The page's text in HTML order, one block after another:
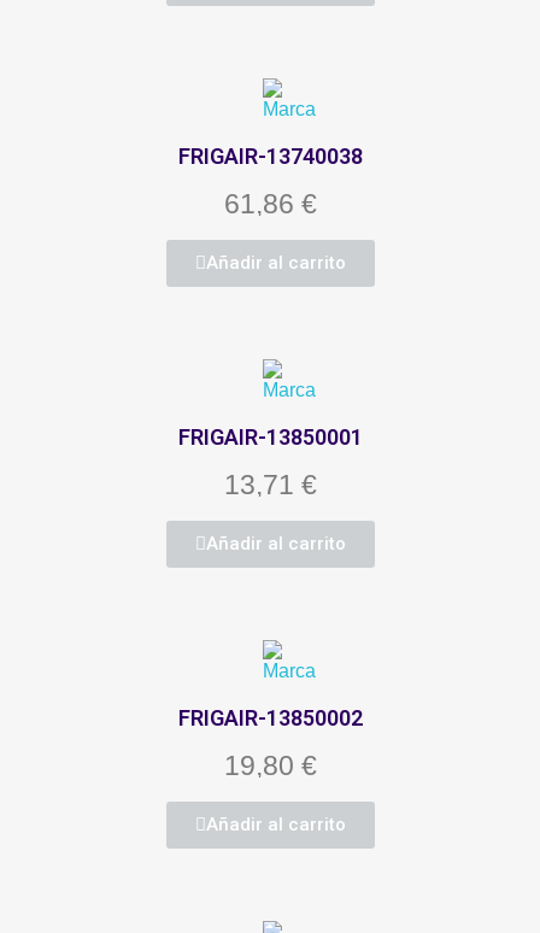
FRIGAIR-13740038
61,86 €
Añadir al carrito
FRIGAIR-13850001
13,71 €
Añadir al carrito
FRIGAIR-13850002
19,80 €
Añadir al carrito